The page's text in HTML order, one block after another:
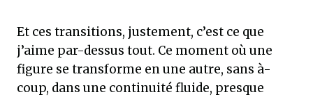
Et ces transitions, justement, c’est ce que
j’aime par-dessus tout. Ce moment où une
figure se transforme en une autre, sans à-
coup, dans une continuité fluide, presque